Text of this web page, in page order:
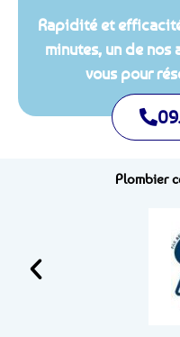
Rapidité et
minutes, un de nos
vous pour
Plombier